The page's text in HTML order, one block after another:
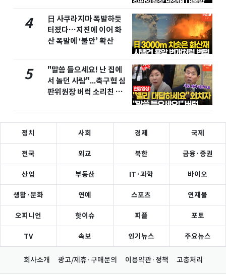
4
日 사쿠라지마 폭발하듯
터졌다…지진에 이어 화
산 폭발에 ‘불안’ 확산
5
"말씀 들으세요! 난 집에
서 놀던 사람"...축구협 심
판위원장 버럭 소리친 이
정치 사회 경제 국제
전국 외교 북한 금융·증권
산업 부동산 IT·과학 바이오
생활·문화 연예 스포츠 연재물
오피니언 핫이슈 피플 포토
TV 속보 인기뉴스 주요뉴스
회사소개 광고/제휴·구매문의 이용약관·정책 고충처리